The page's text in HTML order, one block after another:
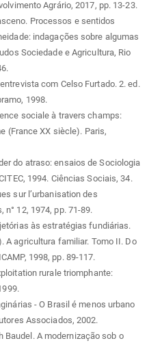
Agrário, 2017, pp. 13-23.
Processos e sentidos
indagações sobre algumas
Sociedade e Agricultura, Rio
com Celso Furtado. 2. ed.
1998.
sociale à travers champs:
(France XX siècle). Paris,
do atraso: ensaios de Sociologia
1994. Ciências Sociais, 34.
sur l’urbanisation des
12, 1974, pp. 71-89.
às estratégias fundiárias.
A agricultura familiar. Tomo II. Do
1998, pp. 89-117.
rurale triomphante:
- O Brasil é menos urbano
Associados, 2002.
Baudel. A modernização sob o